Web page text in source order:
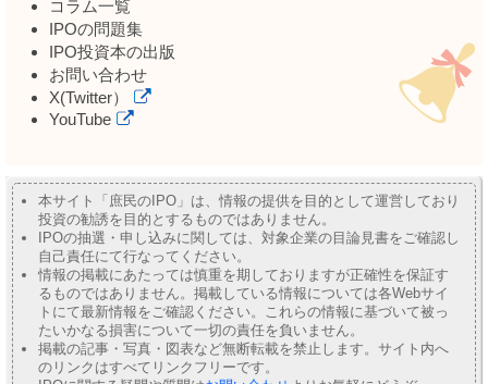
コラム一覧
IPOの問題集
IPO投資本の出版
お問い合わせ
X(Twitter）
YouTube
本サイト「庶民のIPO」は、情報の提供を目的として運営しており
投資の勧誘を目的とするものではありません。
IPOの抽選・申し込みに関しては、対象企業の目論見書をご確認し
自己責任にて行なってください。
情報の掲載にあたっては慎重を期しておりますが正確性を保証す
るものではありません。掲載している情報については各Webサイ
トにて最新情報をご確認ください。これらの情報に基づいて被っ
たいかなる損害について一切の責任を負いません。
掲載の記事・写真・図表など無断転載を禁止します。サイト内へ
のリンクはすべてリンクフリーです。